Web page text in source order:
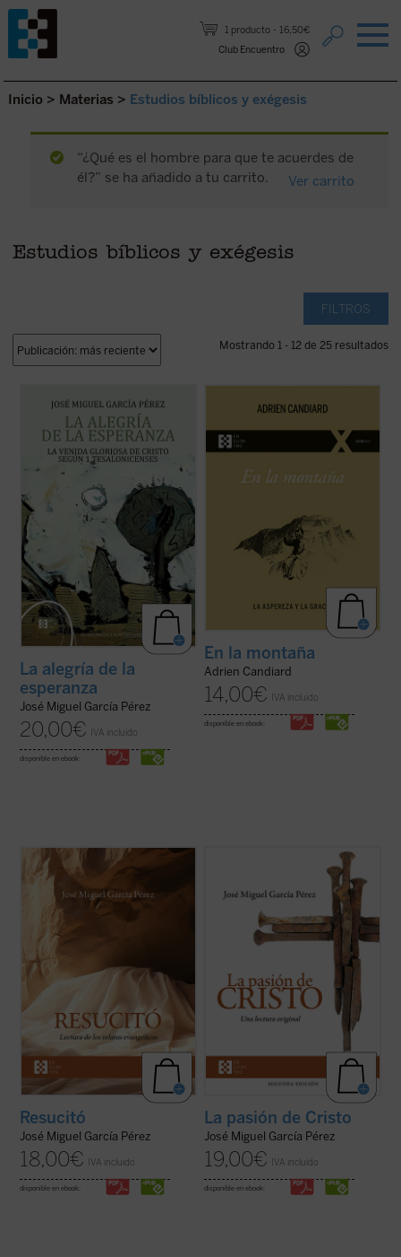
1 producto
16,50€
Club Encuentro
Saltar al contenido.
Inicio > Materias > Estudios bíblicos y exégesis
“¿Qué es el hombre para que te acuerdes de
él?” se ha añadido a tu carrito.
Ver carrito
Estudios bíblicos y exégesis
FILTROS
Mostrando 1 - 12 de 25 resultados
que devuelve a la palabra paulina su
tonalidad originaria, abierta a la plenitud
cristológica, y que constituye una
esperanza cristiana como fuente de alegría
(ver ficha)
La alegría de la
esperanza
José Miguel García Pérez
20,00€ IVA incluido
disponible en ebook:
Adrien Candiard nos conduce al corazón
proclama las Bienaventuranzas y propone
exigencias que parecen inalcanzables:
En la montaña
Adrien Candiard
14,00€ IVA incluido
disponible en ebook:
José Miguel García centra la atención
sobre las dificultades o extrañezas
contenidas en los relatos evangélicos, que
son los testimonios más explícitos acerca
de lo que aconteció después de la muerte y
sepultura de Jesús de Nazaret. El ...
Resucitó
José Miguel García Pérez
18,00€ IVA incluido
disponible en ebook:
pasión de Cristo que aparecen en los
llamativas diferencias, incluso
contradicciones, entre algunos de los
pasajes narrados en ellos. El autor de este
libro ofrece, ...(ver ficha)
La pasión de Cristo
José Miguel García Pérez
19,00€ IVA incluido
disponible en ebook: